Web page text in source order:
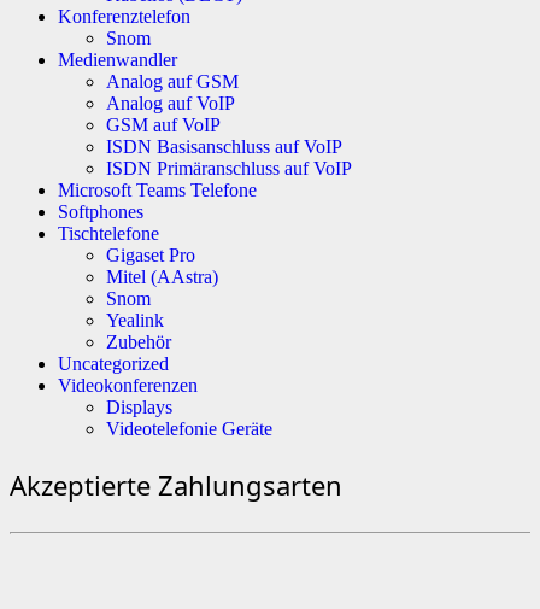
Konferenztelefon
Snom
Medienwandler
Analog auf GSM
Analog auf VoIP
GSM auf VoIP
ISDN Basisanschluss auf VoIP
ISDN Primäranschluss auf VoIP
Microsoft Teams Telefone
Softphones
Tischtelefone
Gigaset Pro
Mitel (AAstra)
Snom
Yealink
Zubehör
Uncategorized
Videokonferenzen
Displays
Videotelefonie Geräte
Akzeptierte Zahlungsarten